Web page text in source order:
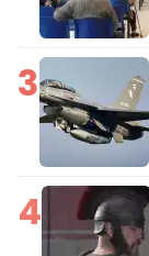
3
4